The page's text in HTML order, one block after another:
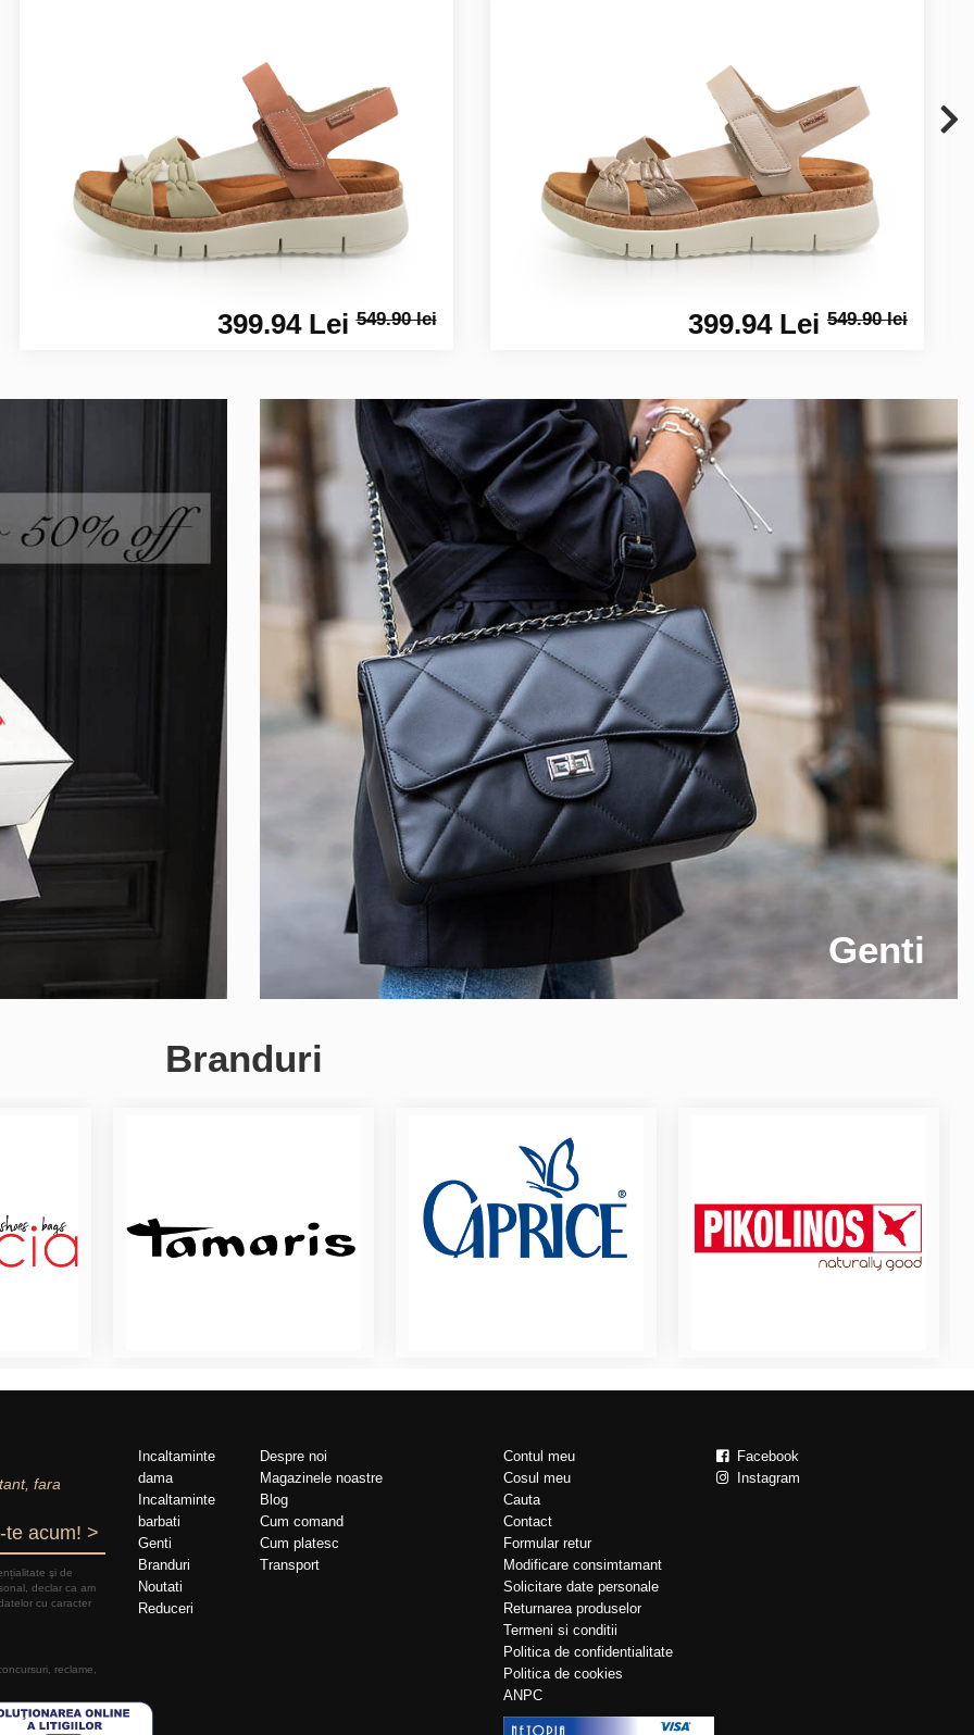
399.94 Lei549.90 lei 399.94 Lei549.90 lei
Genti
Branduri
fara
te acum! >
şi de
declar ca am
cu caracter
reclame,
Incaltaminte
dama
Incaltaminte
barbati
Genti
Branduri
Noutati
Reduceri
Despre noi
Magazinele noastre
Blog
Cum comand
Cum platesc
Transport
Contul meu
Cosul meu
Cauta
Contact
Formular retur
Modificare consimtamant
Solicitare date personale
Returnarea produselor
Termeni si conditii
Politica de confidentialitate
Politica de cookies
ANPC
Facebook
Instagram